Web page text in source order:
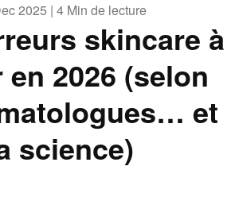
2025 | 4 Min de lecture
skincare à
2026 (selon
et
science)